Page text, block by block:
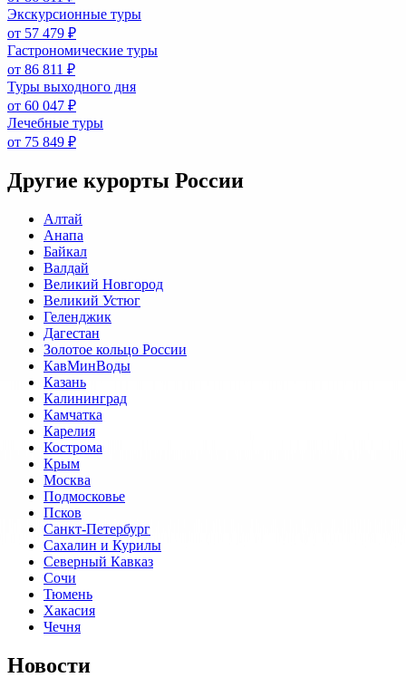
Экскурсионные туры
от 57 479 ₽
Гастрономические туры
от 86 811 ₽
Туры выходного дня
от 60 047 ₽
Лечебные туры
от 75 849 ₽
Другие курорты России
Алтай
Анапа
Байкал
Валдай
Великий Новгород
Великий Устюг
Геленджик
Дагестан
Золотое кольцо России
КавМинВоды
Казань
Калининград
Камчатка
Карелия
Кострома
Крым
Москва
Подмосковье
Псков
Санкт-Петербург
Сахалин и Курилы
Северный Кавказ
Сочи
Тюмень
Хакасия
Чечня
Новости